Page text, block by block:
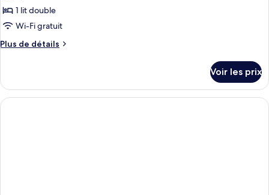
1 lit double
Wi-Fi gratuit
Plus de détails
Plus
le
type
de
Voir les prix